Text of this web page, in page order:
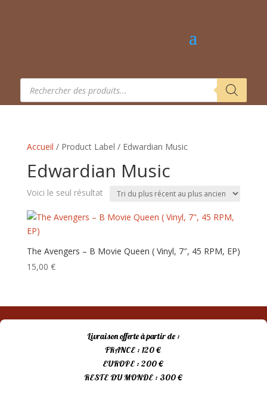
Recherche
produits
Accueil / Product Label / Edwardian Music
Edwardian Music
Voici le seul résultat
The Avengers – B Movie Queen ( Vinyl, 7″, 45 RPM, EP)
15,00 €
Livraison offerte à partir de :
FRANCE : 120 €
EUROPE : 200 €
RESTE DU MONDE : 300 €